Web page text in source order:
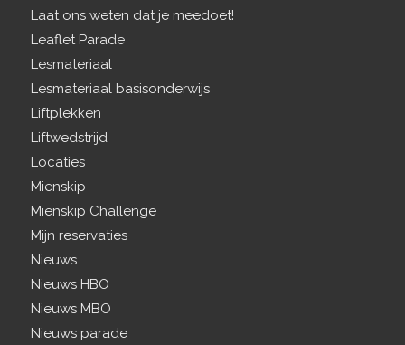
Laat ons weten dat je meedoet!
Leaflet Parade
Lesmateriaal
Lesmateriaal basisonderwijs
Liftplekken
Liftwedstrijd
Locaties
Mienskip
Mienskip Challenge
Mijn reservaties
Nieuws
Nieuws HBO
Nieuws MBO
Nieuws parade